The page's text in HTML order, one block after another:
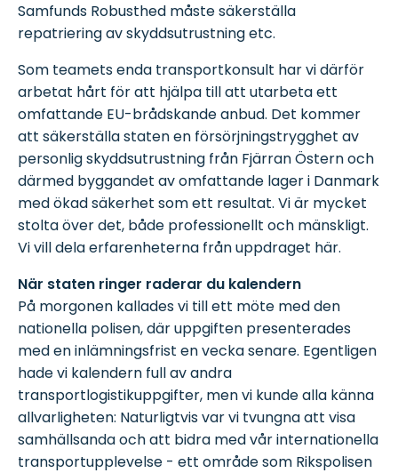
Samfunds Robusthed måste säkerställa
repatriering av skyddsutrustning etc.
Som teamets enda transportkonsult har vi därför
arbetat hårt för att hjälpa till att utarbeta ett
omfattande EU-brådskande anbud. Det kommer
att säkerställa staten en försörjningstrygghet av
personlig skyddsutrustning från Fjärran Östern och
därmed byggandet av omfattande lager i Danmark
med ökad säkerhet som ett resultat. Vi är mycket
stolta över det, både professionellt och mänskligt.
Vi vill dela erfarenheterna från uppdraget här.
När staten ringer raderar du kalendern
På morgonen kallades vi till ett möte med den
nationella polisen, där uppgiften presenterades
med en inlämningsfrist en vecka senare. Egentligen
hade vi kalendern full av andra
transportlogistikuppgifter, men vi kunde alla känna
allvarligheten: Naturligtvis var vi tvungna att visa
samhällsanda och att bidra med vår internationella
transportupplevelse - ett område som Rikspolisen